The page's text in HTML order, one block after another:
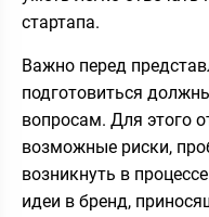
стартапа.
Важно перед
подготовиться
вопросам. Для этого
возможные риски,
возникнуть в
идеи в бренд,